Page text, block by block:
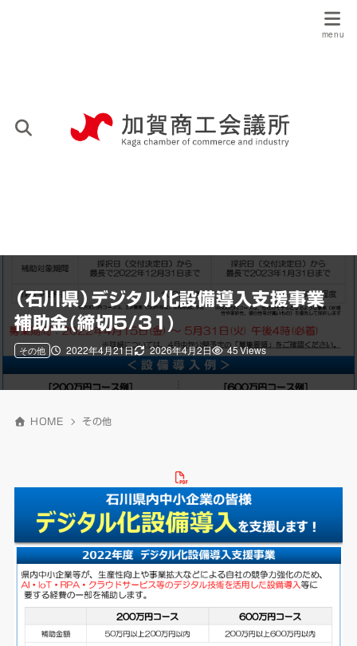
（石川県）デジタル化設備導入支援事業
補助金(締切5/31)
2022年4月21日 2026年4月2日
その他 45 Views
HOME その他